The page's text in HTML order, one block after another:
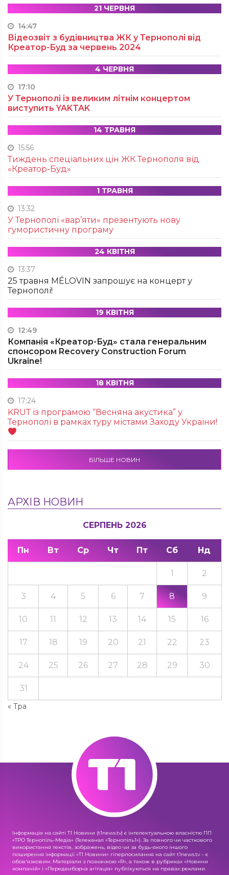
21 ЧЕРВНЯ
14:47
Відеозвіт з будівництва ЖК у Тернополі від
Креатор-Буд за червень 2024
4 ЧЕРВНЯ
17:10
У Тернополі із великим літнім концертом
виступить YAKTAK
14 ТРАВНЯ
15:56
Тиждень спеціальних цін ЖК Тернополя від
«Креатор-Буд»
1 ТРАВНЯ
13:32
У Тернополі «вар’яти» презентують нову
гумористичну програму
24 КВІТНЯ
13:37
25 травня MÉLOVIN запрошує на концерт у
Тернополі!
19 КВІТНЯ
12:49
Компанія «Креатор-Буд» стала генеральним
спонсором Recovery Construction Forum
Ukraine!
18 КВІТНЯ
17:24
KRUТ із програмою “Весняна акустика” у
Тернополі в рамках туру містами Заходу України!
БІЛЬШЕ НОВИН
АРХІВ НОВИН
СЕРПЕНЬ 2026
Пн Вт Ср Чт Пт Сб Нд
« Тра
1 2
3 4 5 6 7 8 9
10 11 12 13 14 15 16
17 18 19 20 21 22 23
24 25 26 27 28 29 30
31
Інформація на сайті Т1 Новини (t1news.tv) є інтелектуальною власністю ПП
«ТРО Тернопіль-Медіа» (Телеканал «Тернопіль1»). За повного чи часткового
використання текстів, зображень, відео чи за будь-якого іншого
поширення інформації «Т1 Новини» гіперпосилання на сайт t1news.tv – є
обов'язковим. Матеріали з позначкою «R», а також в рубриках «Новини
компаній» і «Передвиборча агітація» публікуються на правах реклами.